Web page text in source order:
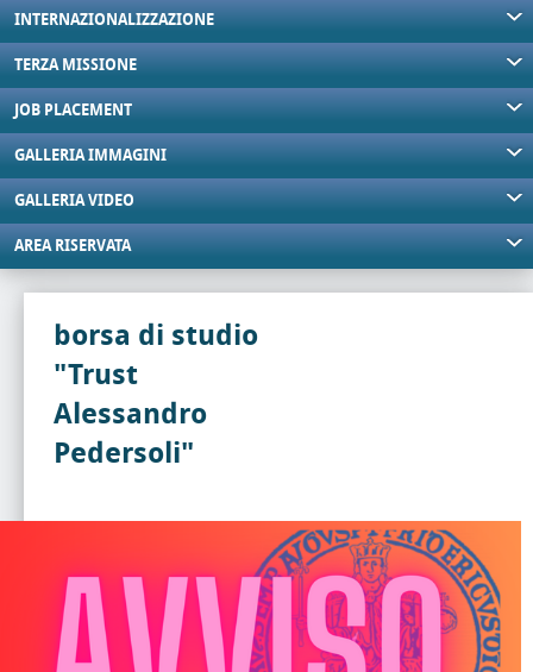
INTERNAZIONALIZZAZIONE
TERZA MISSIONE
JOB PLACEMENT
GALLERIA IMMAGINI
GALLERIA VIDEO
AREA RISERVATA
borsa di studio
"Trust
Alessandro
Pedersoli"